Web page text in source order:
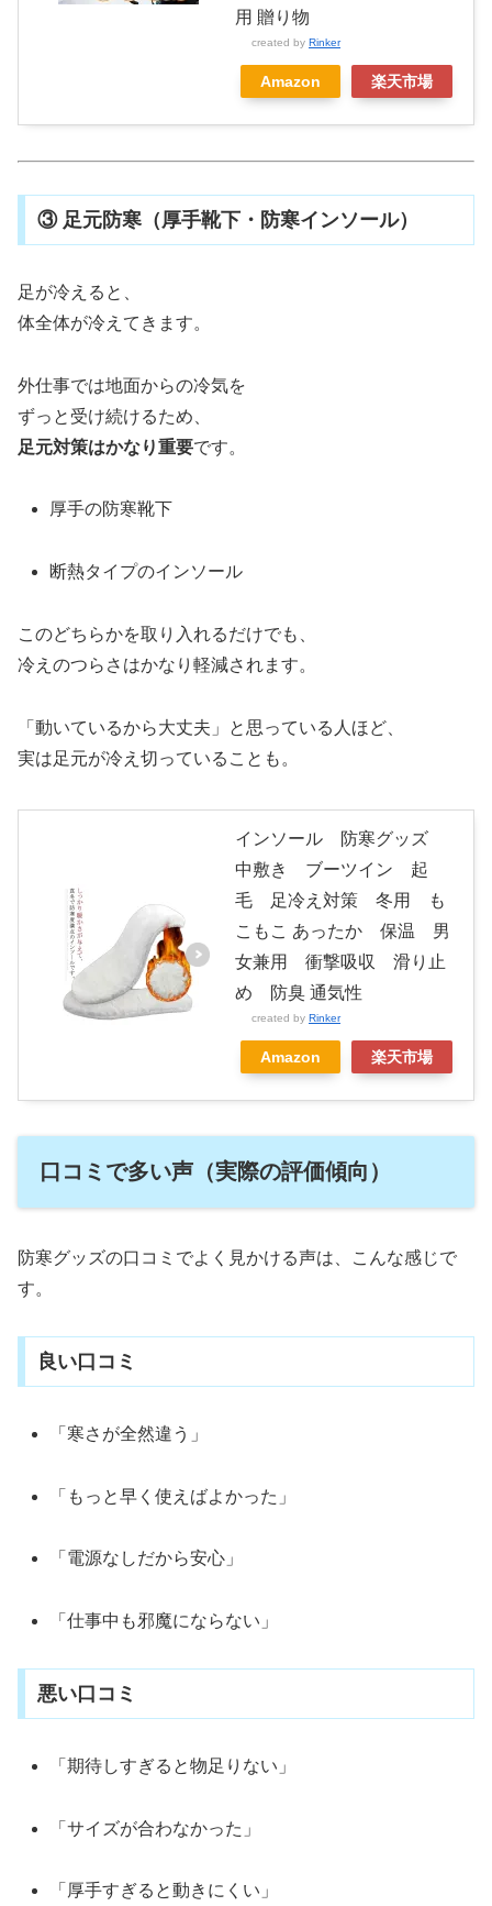
用 贈り物
created by Rinker
Amazon 楽天市場
③ 足元防寒（厚手靴下・防寒インソール）
足が冷えると、
体全体が冷えてきます。
外仕事では地面からの冷気を
ずっと受け続けるため、
足元対策はかなり重要です。
厚手の防寒靴下
断熱タイプのインソール
このどちらかを取り入れるだけでも、
冷えのつらさはかなり軽減されます。
「動いているから大丈夫」と思っている人ほど、
実は足元が冷え切っていることも。
インソール 防寒グッズ
中敷き ブーツイン 起
毛 足冷え対策 冬用 も
こもこ あったか 保温 男
女兼用 衝撃吸収 滑り止
め 防臭 通気性
created by Rinker
Amazon 楽天市場
口コミで多い声（実際の評価傾向）
防寒グッズの口コミでよく見かける声は、こんな感じで
す。
良い口コミ
「寒さが全然違う」
「もっと早く使えばよかった」
「電源なしだから安心」
「仕事中も邪魔にならない」
悪い口コミ
「期待しすぎると物足りない」
「サイズが合わなかった」
「厚手すぎると動きにくい」